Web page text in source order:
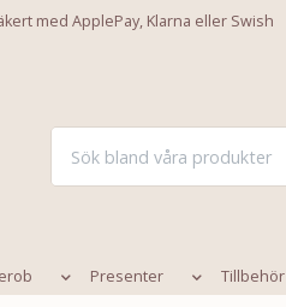
med ApplePay, Klarna eller Swish
Presenter Tillbehör